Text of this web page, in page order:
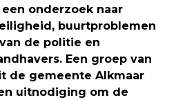
onderzoek naar
buurtproblemen
de politie en
Een groep van
de gemeente Alkmaar
uitnodiging om de